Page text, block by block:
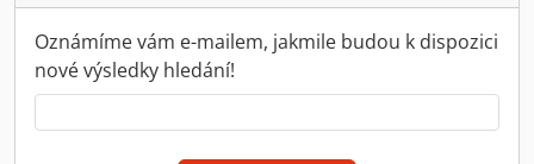
Oznámíme vám e-mailem, jakmile budou k dispozici
nové výsledky hledání!